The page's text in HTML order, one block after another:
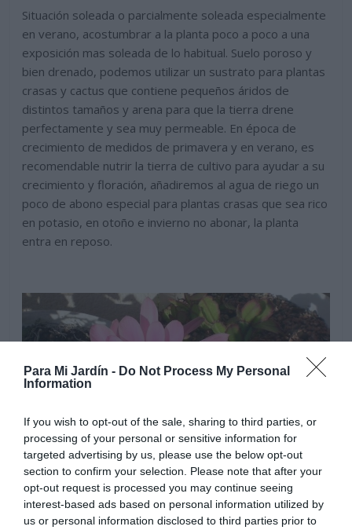
Para Mi Jardín - Do Not Process My Personal
Information
If you wish to opt-out of the sale, sharing to third parties, or
processing of your personal or sensitive information for
targeted advertising by us, please use the below opt-out
section to confirm your selection. Please note that after your
opt-out request is processed you may continue seeing
interest-based ads based on personal information utilized by
us or personal information disclosed to third parties prior to
Situación soleada o parcialmente soleada especialmente
en verano, acostumbrar a la planta poco a poco a una
exposición mas soleada de lo habitual. Suelo poroso y
bien drenado, podemos utilizar un sustrato para plantas
crasas y cactus que contiene pequeños áridos de
distintos tamaños y arena para que la tierra drene
perfectamente y sea muy permeable. En época de
crecimiento de medidos de primavera y en verano, es
recomendable nutrir la tierra de cultivo para ayudar a su
crecimiento y floración, añadiremos al agua de riego un
poco de abono especial para plantas crasas que sea rico
en potasio, en otoño e invierno no abonar, la planta
entra en reposo.